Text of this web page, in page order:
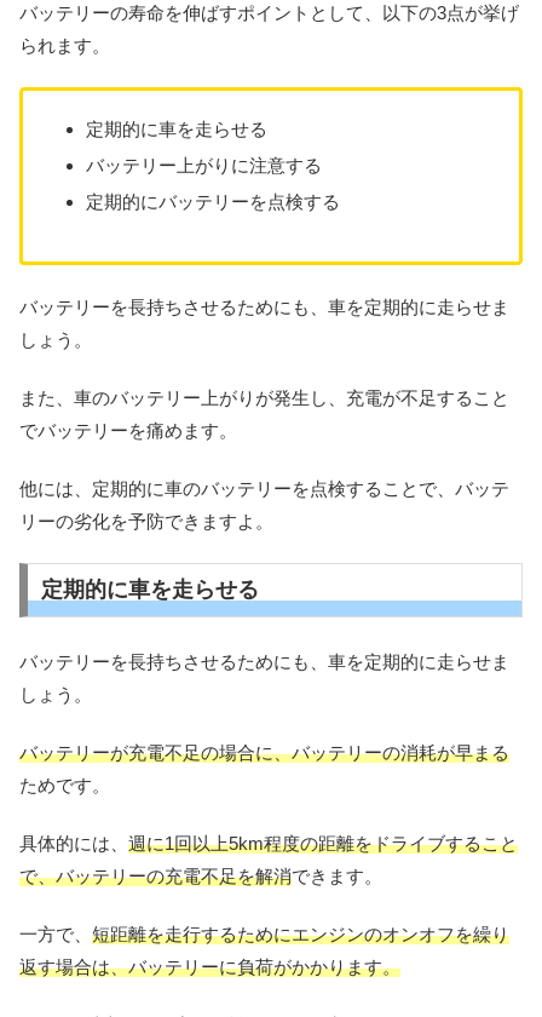
バッテリーの寿命を伸ばすポイントとして、以下の3点が挙げ
られます。
定期的に車を走らせる
バッテリー上がりに注意する
定期的にバッテリーを点検する
バッテリーを長持ちさせるためにも、車を定期的に走らせま
しょう。
また、車のバッテリー上がりが発生し、充電が不足すること
でバッテリーを痛めます。
他には、定期的に車のバッテリーを点検することで、バッテ
リーの劣化を予防できますよ。
定期的に車を走らせる
バッテリーを長持ちさせるためにも、車を定期的に走らせま
しょう。
バッテリーが充電不足の場合に、バッテリーの消耗が早まる
ためです。
具体的には、 週に1回以上5km程度の距離をドライブすること
で、バッテリーの充電不足を解消できます。
一方で、 短距離を走行するためにエンジンのオンオフを繰り
返す場合は、バッテリーに負荷がかかります。